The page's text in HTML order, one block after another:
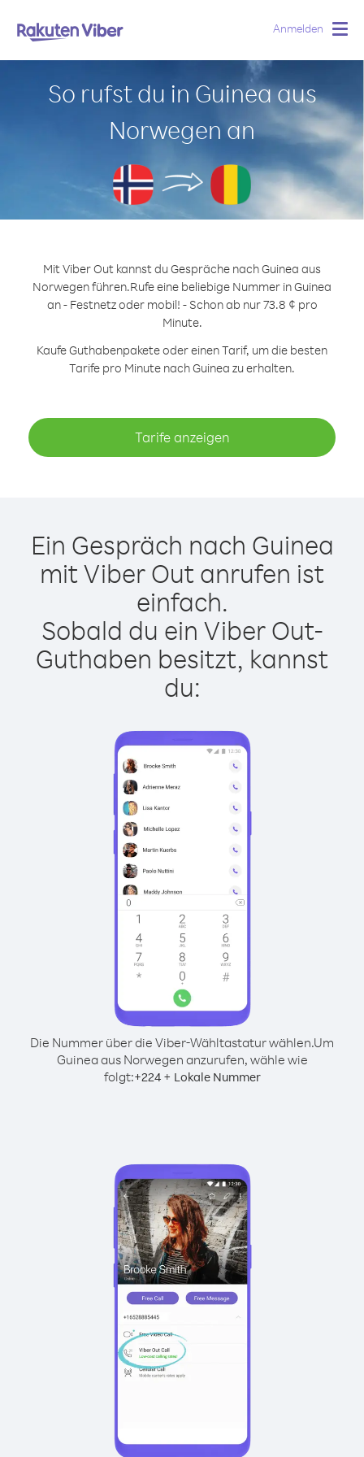
Anmelden
So rufst du in Guinea aus
Norwegen an
Mit Viber Out kannst du Gespräche nach Guinea aus
Norwegen führen.Rufe eine beliebige Nummer in Guinea
an - Festnetz oder mobil! - Schon ab nur 73.8 ¢ pro
Minute.
Kaufe Guthabenpakete oder einen Tarif, um die besten
Tarife pro Minute nach Guinea zu erhalten.
Tarife anzeigen
Ein Gespräch nach Guinea
mit Viber Out anrufen ist
einfach.
Sobald du ein Viber Out-
Guthaben besitzt, kannst
du:
Die Nummer über die Viber-Wähltastatur wählen.Um
Guinea aus Norwegen anzurufen, wähle wie
folgt:+224+ Lokale Nummer